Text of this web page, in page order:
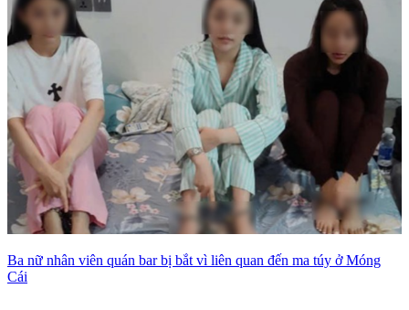
Ba nữ nhân viên quán bar bị bắt vì liên quan đến ma túy ở Móng
Cái